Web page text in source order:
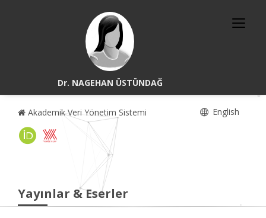
Dr. NAGEHAN ÜSTÜNDAĞ
Akademik Veri Yönetim Sistemi English
Yayınlar & Eserler